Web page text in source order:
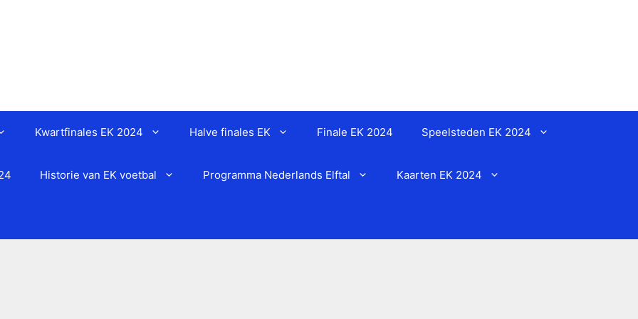
Kwartfinales EK 2024 Halve finales EK Finale EK 2024 Speelsteden EK 2024
Historie van EK voetbal Programma Nederlands Elftal Kaarten EK 2024